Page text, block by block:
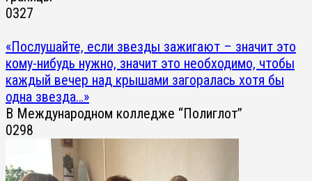
0327
«Послушайте, если звезды зажигают – значит это
кому-нибудь нужно, значит это необходимо, чтобы
каждый вечер над крышами загоралась хотя бы
одна звезда…»
В Международном колледже “Полиглот”
0298